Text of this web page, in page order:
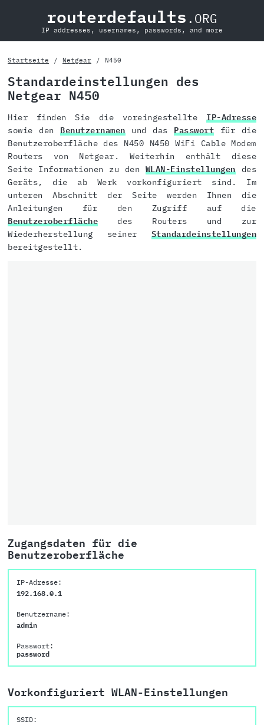
routerdefaults .ORG
IP addresses, usernames, passwords, and more
Startseite Netgear N450
Standardeinstellungen des
Netgear N450
Hier finden Sie die voreingestellte IP-Adresse
sowie den Benutzernamenund das Passwort für die
Benutzeroberfläche des N450 N450 WiFi Cable Modem
Routers von Netgear. Weiterhin enthält diese
Seite Informationen zu den WLAN-Einstellungendes
Geräts, die ab Werk vorkonfiguriert sind. Im
unteren Abschnitt der Seite werden Ihnen die
Anleitungen für den Zugriff auf die
Benutzeroberfläche des Routers und zur
Wiederherstellung seiner Standardeinstellungen
bereitgestellt.
Zugangsdaten für die
Benutzeroberfläche
IP-Adresse:
192.168.0.1
Benutzername:
admin
Passwort:
password
Vorkonfiguriert WLAN-Einstellungen
SSID: